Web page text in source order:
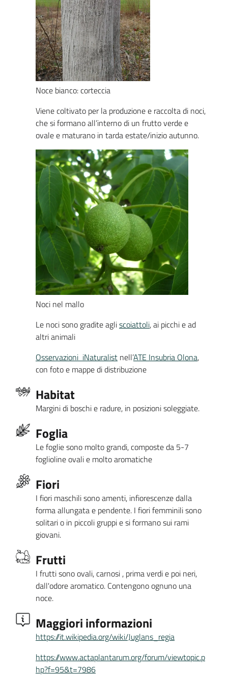
Noce bianco: corteccia
Viene coltivato per la produzione e raccolta di noci,
che si formano all’interno di un frutto verde e
ovale e maturano in tarda estate/inizio autunno.
Noci nel mallo
Le noci sono gradite agliscoiattoli, ai picchi e ad
altri animali
Osservazioni iNaturalist nell’ATE Insubria Olona,
con foto e mappe di distribuzione
Habitat
Margini di boschi e radure, in posizioni soleggiate.
Foglia
Le foglie sono molto grandi, composte da 5-7
foglioline ovali e molto aromatiche
Fiori
I fiori maschili sono amenti, infiorescenze dalla
forma allungata e pendente. I fiori femminili sono
solitari o in piccoli gruppi e si formano sui rami
giovani.
Frutti
I frutti sono ovali, carnosi , prima verdi e poi neri,
dall'odore aromatico. Contengono ognuno una
noce.
Maggiori informazioni
https://it.wikipedia.org/wiki/Juglans_regia
https://www.actaplantarum.org/forum/viewtopic.p
hp?f=95&t=7986